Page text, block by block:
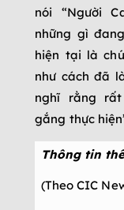
nói “Người
những gì
hiện tại là
như cách đã
nghĩ rằng
gắng thực
Thông tin
(Theo CIC